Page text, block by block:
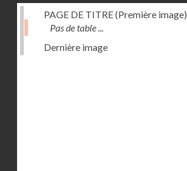
PAGE DE TITRE (Première image)
Pas de table ...
Dernière image